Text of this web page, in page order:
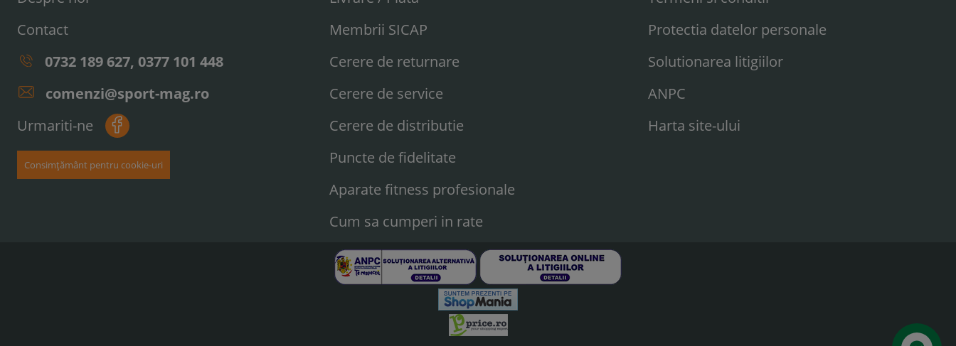
Contact
0732 189 627, 0377 101 448
comenzi@sport-mag.ro
Urmariti-ne
Consimțământ pentru cookie-uri
Membrii SICAP
Cerere de returnare
Cerere de service
Cerere de distributie
Puncte de fidelitate
Aparate fitness profesionale
Cum sa cumperi in rate
Protectia datelor personale
Solutionarea litigiilor
ANPC
Harta site-ului